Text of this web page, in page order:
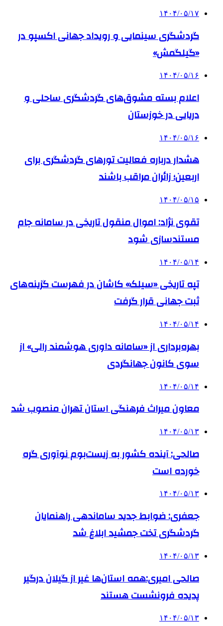
۱۴۰۴/۰۵/۱۷
گردشگری سینمایی و رویداد جهانی اکسپو در
«گیلگمش»
۱۴۰۴/۰۵/۱۶
اعلام بسته مشوق‌های گردشگری ساحلی و
دریایی در خوزستان
۱۴۰۴/۰۵/۱۶
هشدار درباره فعالیت تورهای گردشگری برای
اربعین؛ زائران مراقب باشند
۱۴۰۴/۰۵/۱۵
تقوی نژاد: اموال منقول تاریخی در سامانه جام
مستندسازی شود
۱۴۰۴/۰۵/۱۴
تپه تاریخی «سیلک» کاشان در فهرست گزینه‌های
ثبت جهانی قرار گرفت
۱۴۰۴/۰۵/۱۴
بهره‌برداری از «سامانه داوری هوشمند رالی» از
سوی کانون جهانگردی
۱۴۰۴/۰۵/۱۴
معاون میراث فرهنگی استان تهران منصوب شد
۱۴۰۴/۰۵/۱۳
صالحی: آینده کشور به زیست‌بوم نوآوری گره
خورده است
۱۴۰۴/۰۵/۱۳
جعفری: ضوابط جدید ساماندهی راهنمایان
گردشگری تخت جمشید ابلاغ شد
۱۴۰۴/۰۵/۱۳
صالحی امیری:همه استان‌ها غیر از گیلان درگیر
پدیده فرونشست هستند
۱۴۰۴/۰۵/۱۳